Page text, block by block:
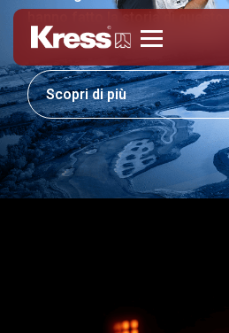
contribuisce a definirne il
Scopri di più